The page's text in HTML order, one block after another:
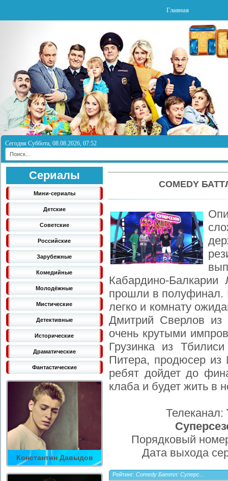
Главная
Сегодня Суббота, 08.08.2026, 07:52
Сериалы
Мини-сериалы
Детские
Советские
Российские
Зарубежные
Комедийные
Молодёжные
Мистические
Детективные
Исторические
Драматические
Фантастические
Константин Давыдов
COMEDY
Кабардино-
прошли в полуфинал.
легко и комнату
Дмитрий Сверлов из
очень крутыми
Грузинка из
Питера, продюсер из
ребят дойдет до
клаба и будет жить в
Телеканал:
Порядковый
Дата выхода
Рейтинг: Comedy Баттл: Суперс...